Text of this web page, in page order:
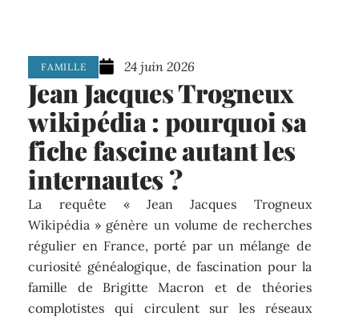
FAMILLE 24 juin 2026
Jean Jacques Trogneux
wikipédia : pourquoi sa
fiche fascine autant les
internautes ?
La requête « Jean Jacques Trogneux
Wikipédia » génère un volume de recherches
régulier en France, porté par un mélange de
curiosité généalogique, de fascination pour la
famille de Brigitte Macron et de théories
complotistes qui circulent sur les réseaux